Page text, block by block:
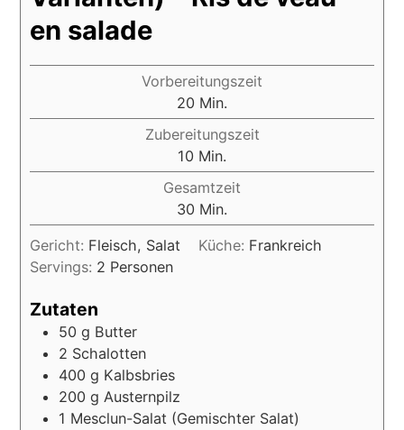
en salade
Vorbereitungszeit
20 Min.
Zubereitungszeit
10 Min.
Gesamtzeit
30 Min.
Gericht: Fleisch, Salat Küche: Frankreich
Servings: 2 Personen
Zutaten
50 g Butter
2 Schalotten
400 g Kalbsbries
200 g Austernpilz
1 Mesclun-Salat (Gemischter Salat)